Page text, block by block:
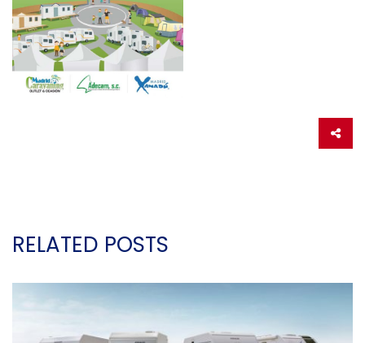
RELATED POSTS